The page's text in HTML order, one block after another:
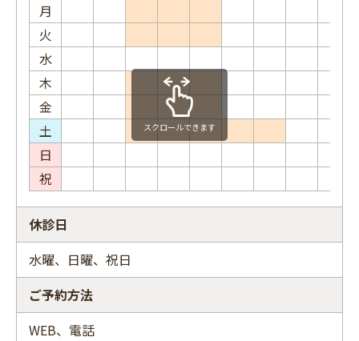
月
火
水
木
金
土
日
祝
スクロールできます
休診日
水曜、日曜、祝日
ご予約方法
WEB、電話